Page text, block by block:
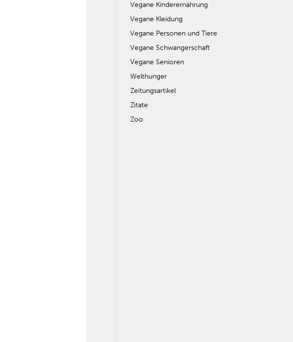
Vegane Kinderernährung
Vegane Kleidung
Vegane Personen und Tiere
Vegane Schwangerschaft
Vegane Senioren
Welthunger
Zeitungsartikel
Zitate
Zoo